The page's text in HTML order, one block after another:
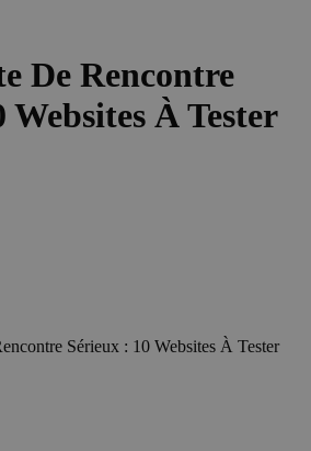
De Rencontre
Websites À Tester
Sérieux : 10 Websites À Tester